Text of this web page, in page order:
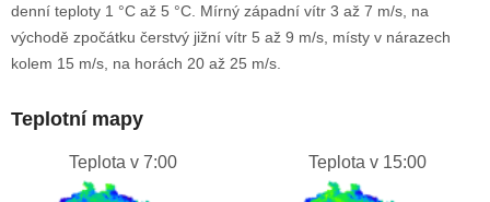
denní teploty 1 °C až 5 °C. Mírný západní vítr 3 až 7 m/s, na
východě zpočátku čerstvý jižní vítr 5 až 9 m/s, místy v nárazech
kolem 15 m/s, na horách 20 až 25 m/s.
Teplotní mapy
Teplota v 7:00 Teplota v 15:00